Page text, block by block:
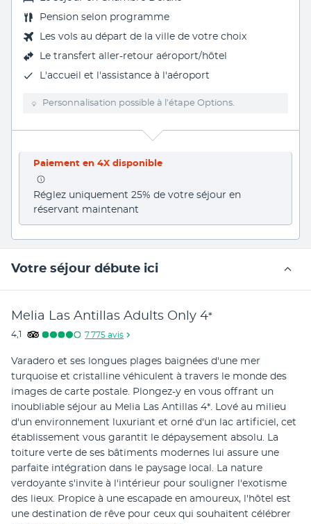
Pension selon programme
Les vols au départ de la ville de votre choix
Le transfert aller-retour aéroport/hôtel
L'accueil et l'assistance à l'aéroport
Personnalisation possible à l’étape Options.
Paiement en 4X disponible
Réglez uniquement 25% de votre séjour en
réservant maintenant
Votre séjour débute ici
Melia Las Antillas Adults Only 4*
4,1 7 775 avis
Varadero et ses longues plages baignées d'une mer
turquoise et cristalline véhiculent à travers le monde des
images de carte postale. Plongez-y en vous offrant un
inoubliable séjour au Melia Las Antillas 4*. Lové au milieu
d'un environnement luxuriant et orné d'un lac artificiel, cet
établissement vous garantit le dépaysement absolu. La
toiture verte de ses bâtiments modernes lui assure une
parfaite intégration dans le paysage local. La nature
verdoyante s'invite à l'intérieur pour souligner l'exotisme
des lieux. Propice à une escapade en amoureux, l'hôtel est
une destination de rêve pour ceux qui souhaitent célébrer